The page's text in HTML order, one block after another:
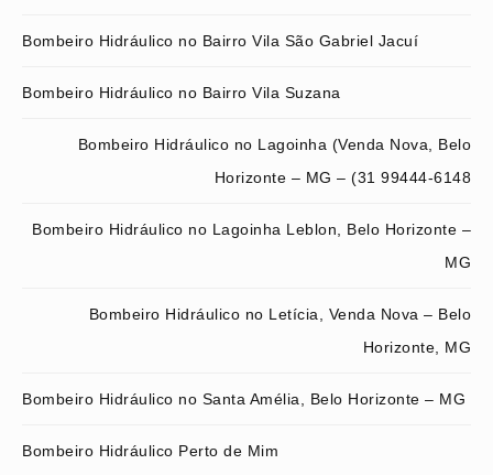
Bombeiro Hidráulico no Bairro Vila São Gabriel Jacuí
Bombeiro Hidráulico no Bairro Vila Suzana
Bombeiro Hidráulico no Lagoinha (Venda Nova, Belo
Horizonte – MG – (31 99444-6148
Bombeiro Hidráulico no Lagoinha Leblon, Belo Horizonte –
MG
Bombeiro Hidráulico no Letícia, Venda Nova – Belo
Horizonte, MG
Bombeiro Hidráulico no Santa Amélia, Belo Horizonte – MG
Bombeiro Hidráulico Perto de Mim